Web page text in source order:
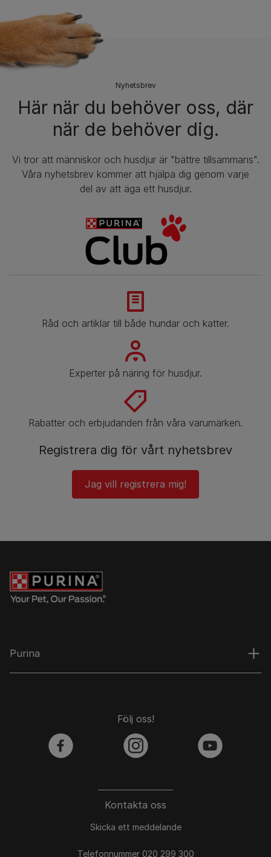
Nyhetsbrev​
Här när du behöver oss, där
när de behöver dig.
Vi tror att människor och husdjur är "bättre tillsammans".
Våra nyhetsbrev kommer att hjälpa dig genom varje
del av att äga ett husdjur.
Råd och artiklar till både hundar och katter.
Experter på näring för husdjur.
Rabatter och erbjudanden från våra varumärken.
Registrera dig för vårt nyhetsbrev
Jag vill registrera mig!
Purina
Kontakta oss
Skicka ett meddelande
Telefonnummer 020 299 300
Följ oss!
facebook instagram youtube